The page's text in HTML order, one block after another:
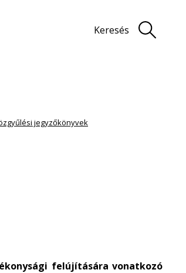
Keresés
jegyzőkönyvek
felújítására vonatkozó